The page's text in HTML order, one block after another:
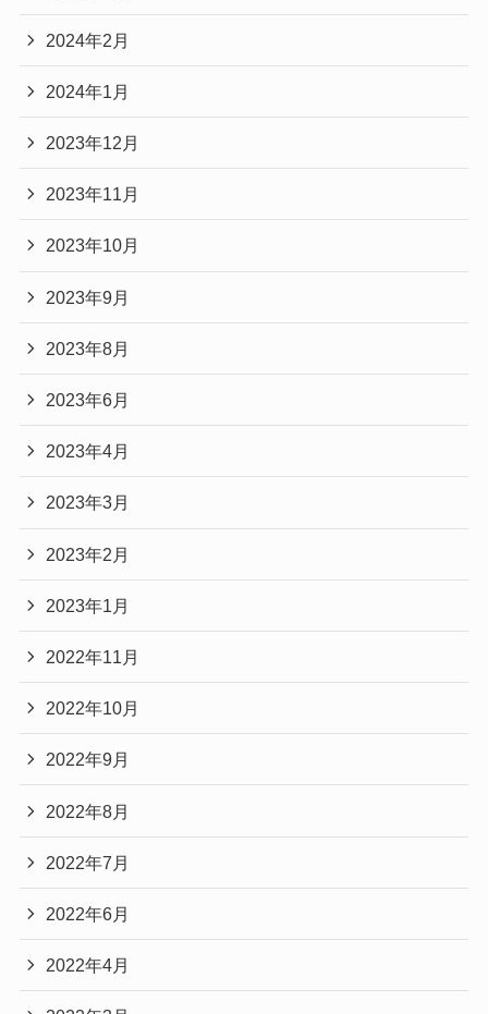
2024年2月
2024年1月
2023年12月
2023年11月
2023年10月
2023年9月
2023年8月
2023年6月
2023年4月
2023年3月
2023年2月
2023年1月
2022年11月
2022年10月
2022年9月
2022年8月
2022年7月
2022年6月
2022年4月